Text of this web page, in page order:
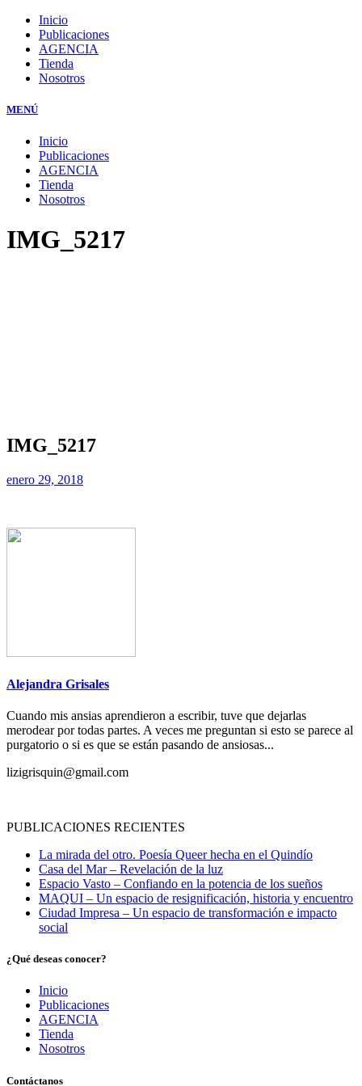
Inicio
Publicaciones
AGENCIA
Tienda
Nosotros
MENÚ
Inicio
Publicaciones
AGENCIA
Tienda
Nosotros
IMG_5217
IMG_5217
enero 29, 2018
Alejandra Grisales
Cuando mis ansias aprendieron a escribir, tuve que dejarlas
merodear por todas partes. A veces me preguntan si esto se parece al
purgatorio o si es que se están pasando de ansiosas...
lizigrisquin@gmail.com
PUBLICACIONES RECIENTES
La mirada del otro. Poesía Queer hecha en el Quindío
Casa del Mar – Revelación de la luz
Espacio Vasto – Confiando en la potencia de los sueños
MAQUI – Un espacio de resignificación, historia y encuentro
Ciudad Impresa – Un espacio de transformación e impacto
social
¿Qué deseas conocer?
Inicio
Publicaciones
AGENCIA
Tienda
Nosotros
Contáctanos